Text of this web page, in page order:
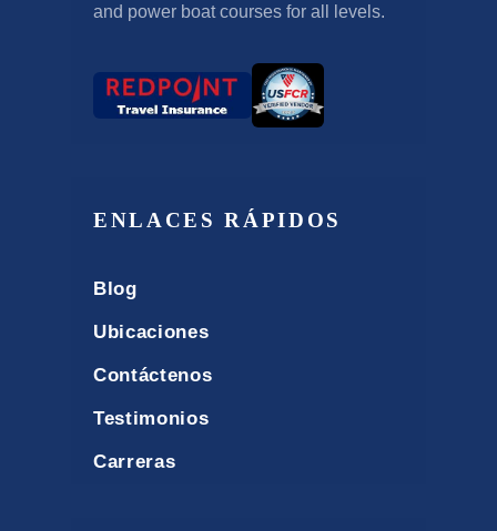
and power boat courses for all levels.
ENLACES RÁPIDOS
Blog
Ubicaciones
Contáctenos
Testimonios
Carreras